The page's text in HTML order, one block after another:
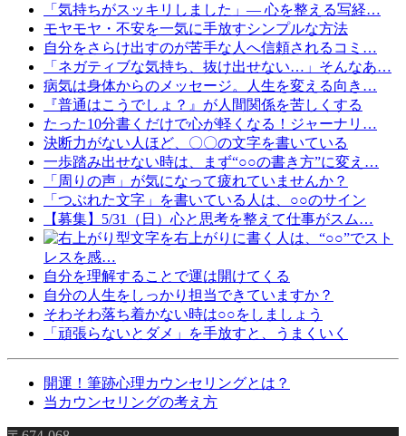
「気持ちがスッキリしました」— 心を整える写経…
モヤモヤ・不安を一気に手放すシンプルな方法
自分をさらけ出すのが苦手な人へ信頼されるコミ…
「ネガティブな気持ち、抜け出せない…」そんなあ…
病気は身体からのメッセージ。人生を変える向き…
『普通はこうでしょ？』が人間関係を苦しくする
たった10分書くだけで心が軽くなる！ジャーナリ…
決断力がない人ほど、〇〇の文字を書いている
一歩踏み出せない時は、まず“○○の書き方”に変え…
「周りの声」が気になって疲れていませんか？
「つぶれた文字」を書いている人は、○○のサイン
【募集】5/31（日）心と思考を整えて仕事がスム…
文字を右上がりに書く人は、“○○”でスト
レスを感…
自分を理解することで運は開けてくる
自分の人生をしっかり担当できていますか？
そわそわ落ち着かない時は○○をしましょう
「頑張らないとダメ」を手放すと、うまくいく
開運！筆跡心理カウンセリングとは？
当カウンセリングの考え方